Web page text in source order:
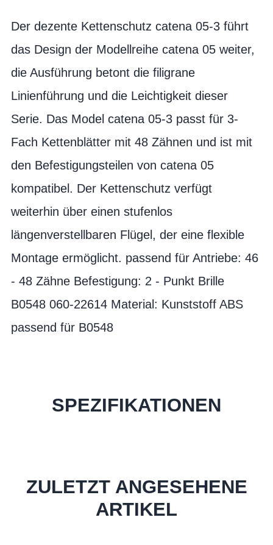
Der dezente Kettenschutz catena 05-3 führt
das Design der Modellreihe catena 05 weiter,
die Ausführung betont die filigrane
Linienführung und die Leichtigkeit dieser
Serie. Das Model catena 05-3 passt für 3-
Fach Kettenblätter mit 48 Zähnen und ist mit
den Befestigungsteilen von catena 05
kompatibel. Der Kettenschutz verfügt
weiterhin über einen stufenlos
längenverstellbaren Flügel, der eine flexible
Montage ermöglicht. passend für Antriebe: 46
- 48 Zähne Befestigung: 2 - Punkt Brille
B0548 060-22614 Material: Kunststoff ABS
passend für B0548
SPEZIFIKATIONEN
ZULETZT ANGESEHENE
ARTIKEL